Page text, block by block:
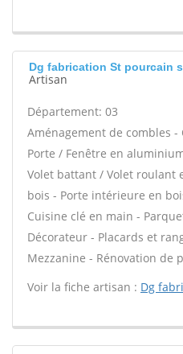
Dg fabrication St pourcain
Artisan
Département: 03
Aménagement de combles -
Porte / Fenêtre en
Volet battant / Volet roulant
bois - Porte intérieure en
Cuisine clé en main -
Décorateur - Placards et
Mezzanine - Rénovation de
Voir la fiche artisan : Dg